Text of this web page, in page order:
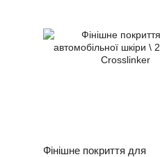
Фінішне покриття для